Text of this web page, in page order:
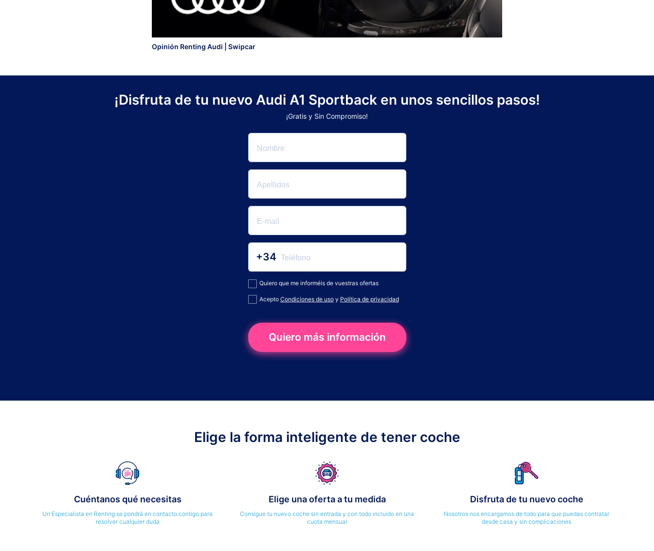
Opinión Renting Audi | Swipcar
¡Disfruta de tu nuevo Audi A1 Sportback en unos sencillos pasos!
¡Gratis y Sin Compromiso!
+34
Quiero que me informéis de vuestras ofertas
Acepto Condiciones de usoy Política de privacidad
Quiero más información
Elige la forma inteligente de tener coche
Cuéntanos qué necesitas
Un Especialista en Renting se pondrá en contacto contigo para
resolver cualquier duda
Elige una oferta a tu medida
Consigue tu nuevo coche sin entrada y con todo incluido en una
cuota mensual
Disfruta de tu nuevo coche
Nosotros nos encargamos de todo para que puedas contratar
desde casa y sin complicaciones